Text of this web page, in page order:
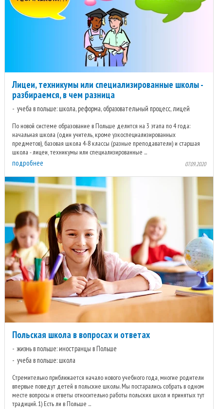
Лицеи, техникумы или специализированные школы -
разбираемся, в чем разница
учеба в польше: школа, реформа, образовательный процесс, лицей
По новой системе образование в Польше делится на 3 этапа по 4 года:
начальная школа (один учитель, кроме узкоспециализированных
предметов), базовая школа 4-8 классы (разные преподаватели) и старшая
школа - лицеи, техникумы или специализированные ...
подробнее 07.09.2020
Польская школа в вопросах и ответах
жизнь в польше: иностранцы в Польше
учеба в польше: школа
Стремительно приближается начало нового учебного года, многие родители
впервые поведут детей в польские школы. Мы постарались собрать в одном
месте вопросы и ответы относительно работы польских школ и принятых тут
традиций. 1) Есть ли в Польше ...